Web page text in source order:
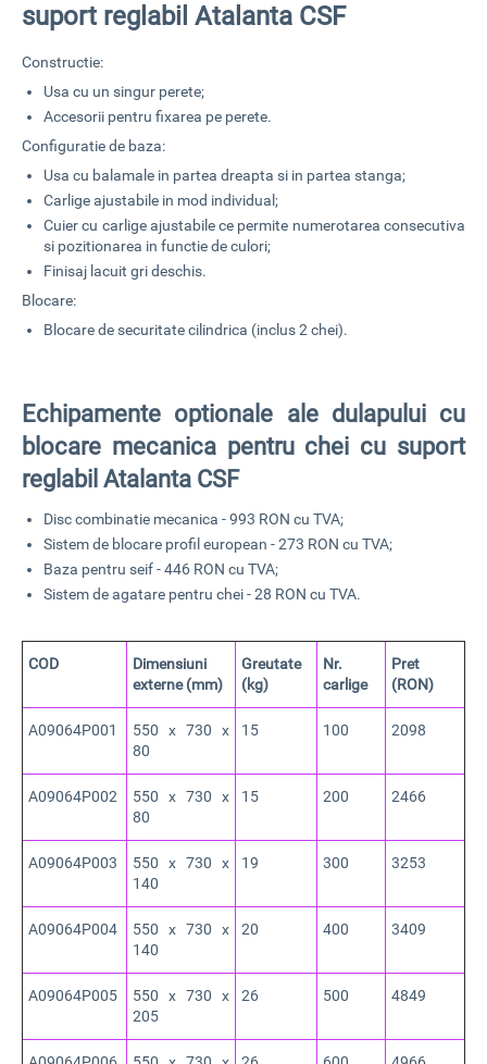
suport reglabil Atalanta CSF
Constructie:
Usa cu un singur perete;
Accesorii pentru fixarea pe perete.
Configuratie de baza:
Usa cu balamale in partea dreapta si in partea stanga;
Carlige ajustabile in mod individual;
Cuier cu carlige ajustabile ce permite numerotarea consecutiva
si pozitionarea in functie de culori;
Finisaj lacuit gri deschis.
Blocare:
Blocare de securitate cilindrica (inclus 2 chei).
Echipamente optionale ale dulapului cu
blocare mecanica pentru chei cu suport
reglabil Atalanta CSF
Disc combinatie mecanica - 993 RON cu TVA;
Sistem de blocare profil european - 273 RON cu TVA;
Baza pentru seif - 446 RON cu TVA;
Sistem de agatare pentru chei - 28 RON cu TVA.
COD
Dimensiuni
externe (mm)
Greutate
(kg)
Nr.
carlige
Pret
(RON)
A09064P001
550 x 730 x
80
15 100 2098
A09064P002
550 x 730 x
80
15 200 2466
A09064P003
550 x 730 x
140
19 300 3253
A09064P004
550 x 730 x
140
20 400 3409
A09064P005
550 x 730 x
205
26 500 4849